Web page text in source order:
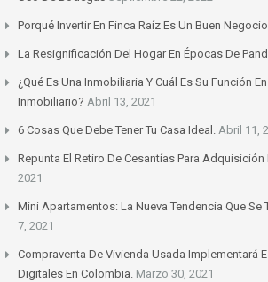
Porqué Invertir En Finca Raíz Es Un Buen
La Resignificación Del Hogar En Épocas De
¿Qué Es Una Inmobiliaria Y Cuál Es Su Función
Inmobiliario? Abril 13, 2021
6 Cosas Que Debe Tener Tu Casa Ideal. Abril 11,
Repunta El Retiro De Cesantías Para Adquisición
2021
Mini Apartamentos: La Nueva Tendencia Que Se
7, 2021
Compraventa De Vivienda Usada Implementará
Digitales En Colombia. Marzo 30, 2021